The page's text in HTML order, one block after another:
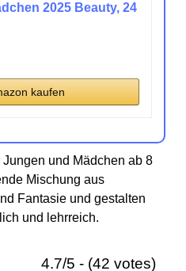
2025 Beauty, 24
kaufen
und Mädchen ab 8
Mischung aus
Fantasie und gestalten
und lehrreich.
4.7/5 - (42 votes)